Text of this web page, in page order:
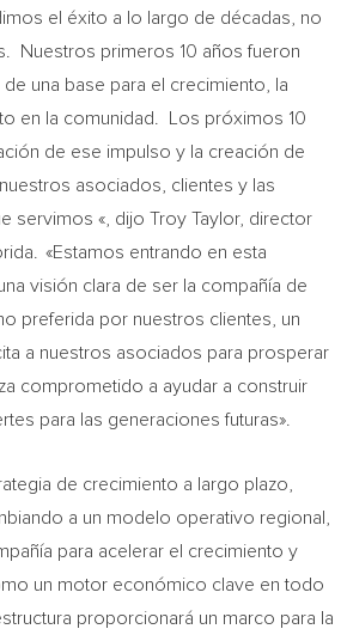
el éxito a lo largo de décadas, no
Nuestros primeros 10 años fueron
una base para el crecimiento, la
en la comunidad. Los próximos 10
de ese impulso y la creación de
asociados, clientes y las
servimos «, dijo Troy Taylor, director
«Estamos entrando en esta
visión clara de ser la compañía de
preferida por nuestros clientes, un
a nuestros asociados para prosperar
comprometido a ayudar a construir
para las generaciones futuras».
de crecimiento a largo plazo,
a un modelo operativo regional,
para acelerar el crecimiento y
un motor económico clave en todo
proporcionará un marco para la